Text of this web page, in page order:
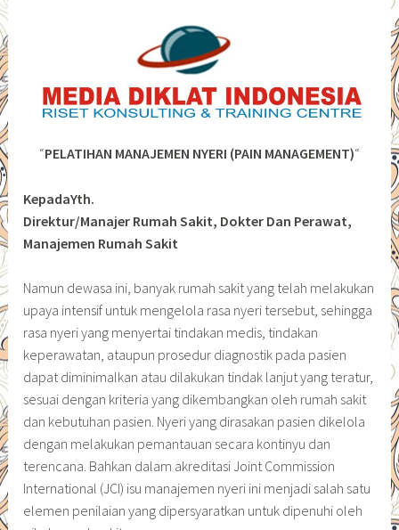
“PELATIHAN MANAJEMEN NYERI (PAIN MANAGEMENT)“
KepadaYth.
Direktur/Manajer Rumah Sakit, Dokter Dan Perawat,
Manajemen Rumah Sakit
Namun dewasa ini, banyak rumah sakit yang telah melakukan
upaya intensif untuk mengelola rasa nyeri tersebut, sehingga
rasa nyeri yang menyertai tindakan medis, tindakan
keperawatan, ataupun prosedur diagnostik pada pasien
dapat diminimalkan atau dilakukan tindak lanjut yang teratur,
sesuai dengan kriteria yang dikembangkan oleh rumah sakit
dan kebutuhan pasien. Nyeri yang dirasakan pasien dikelola
dengan melakukan pemantauan secara kontinyu dan
terencana. Bahkan dalam akreditasi Joint Commission
International (JCI) isu manajemen nyeri ini menjadi salah satu
elemen penilaian yang dipersyaratkan untuk dipenuhi oleh